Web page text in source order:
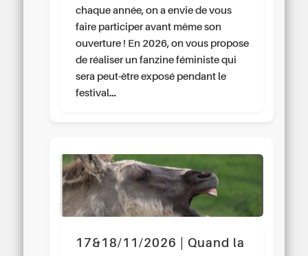
chaque année, on a envie de vous
faire participer avant même son
ouverture ! En 2026, on vous propose
de réaliser un fanzine féministe qui
sera peut-être exposé pendant le
festival…
17&18/11/2026 | Quand la